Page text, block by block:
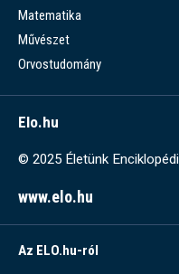
Matematika
Művészet
Orvostudomány
Elo.hu
© 2025 Életünk
www.elo.hu
Az ELO.hu-ról